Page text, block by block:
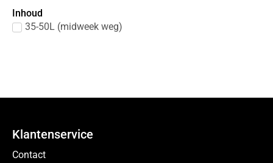
Inhoud
35-50L (midweek weg)
Klantenservice
Contact